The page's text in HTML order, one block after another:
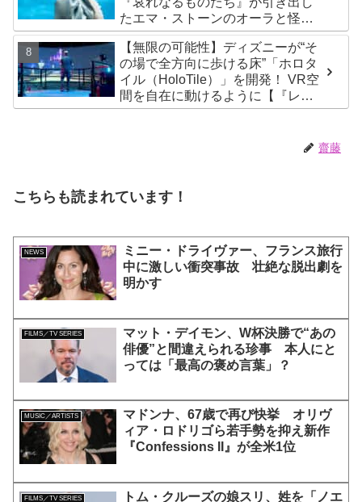
たエマ・ストーンのオーラと怪
演、そして緻密すぎる演技力！ こ
れは女性の“自由意志”の物語［レビ
ュー＆解説］
【無限の可能性】ディズニーが“そ
の場で全方向に歩ける床”「ホロタ
イル（HoloTile）」を開発！ VR空
間を自在に動けるように【『レデ
ィプレ』実現への大きな一歩？】
齋藤
こちらも読まれています！
NEWS
ミニー・ドライヴァー、フランス旅行
中に激しい衝突事故 壮絶な脱出劇を
明かす
FILMS／TV SERIES
マット・デイモン、W杯決勝で“あの
俳優”と間違えられる珍事 本人にと
っては「最高の褒め言葉」？
MUSIC／ARTISTS
マドンナ、67歳で再び快挙 オリヴ
ィア・ロドリゴら若手勢を抑え新作
『Confessions II』が全米1位
FILMS／TV SERIES
トム・クルーズの娘スリ、姓を「ノエ